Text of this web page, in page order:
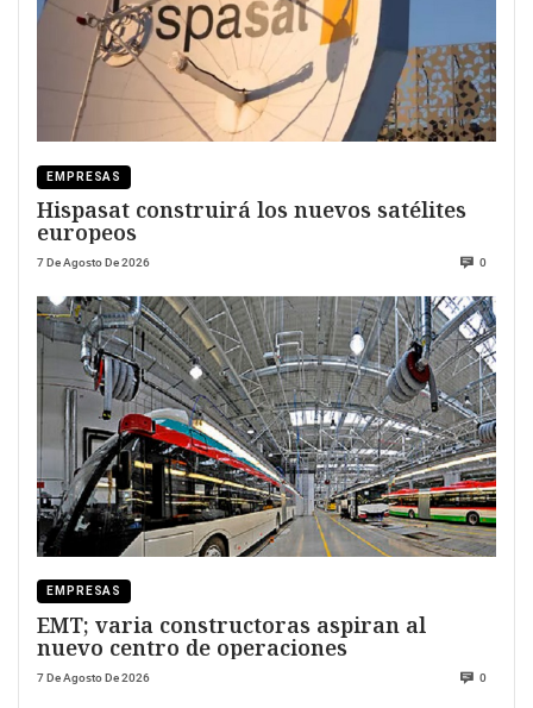
EMPRESAS
Hispasat construirá los nuevos satélites
europeos
7 De Agosto De 2026 0
EMPRESAS
EMT; varia constructoras aspiran al
nuevo centro de operaciones
7 De Agosto De 2026 0